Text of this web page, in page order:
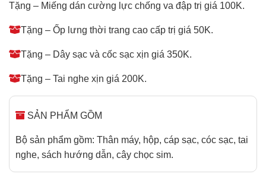
Tặng – Miếng dán cường lực chống va đập trị giá 100K.
Tặng – Ốp lưng thời trang cao cấp trị giá 50K.
Tặng – Dây sạc và cốc sạc xịn giá 350K.
Tặng – Tai nghe xịn giá 200K.
SẢN PHẨM GỒM
Bộ sản phẩm gồm: Thân máy, hộp, cáp sạc, cóc sạc, tai
nghe, sách hướng dẫn, cây chọc sim.